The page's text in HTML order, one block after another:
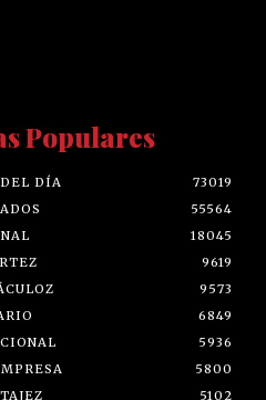
Populares
DÍA
73019
55564
18045
9619
9573
6849
5936
5800
5102